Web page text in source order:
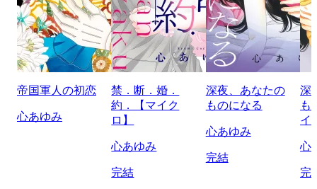
帝国軍人の初恋
心あゆみ
禁．断．婚．
約．【マイク
ロ】
心あゆみ
完結
深夜、あなたの
ものになる
心あゆみ
完結
深
も
イ
心
完